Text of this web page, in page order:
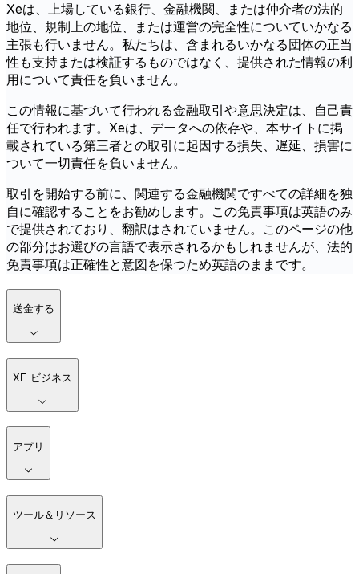
Xeは、上場している銀行、金融機関、または仲介者の法的
地位、規制上の地位、または運営の完全性についていかなる
主張も行いません。私たちは、含まれるいかなる団体の正当
性も支持または検証するものではなく、提供された情報の利
用について責任を負いません。
この情報に基づいて行われる金融取引や意思決定は、自己責
任で行われます。Xeは、データへの依存や、本サイトに掲
載されている第三者との取引に起因する損失、遅延、損害に
ついて一切責任を負いません。
取引を開始する前に、関連する金融機関ですべての詳細を独
自に確認することをお勧めします。この免責事項は英語のみ
で提供されており、翻訳はされていません。このページの他
の部分はお選びの言語で表示されるかもしれませんが、法的
免責事項は正確性と意図を保つため英語のままです。
送金する
XE ビジネス
アプリ
ツール＆リソース